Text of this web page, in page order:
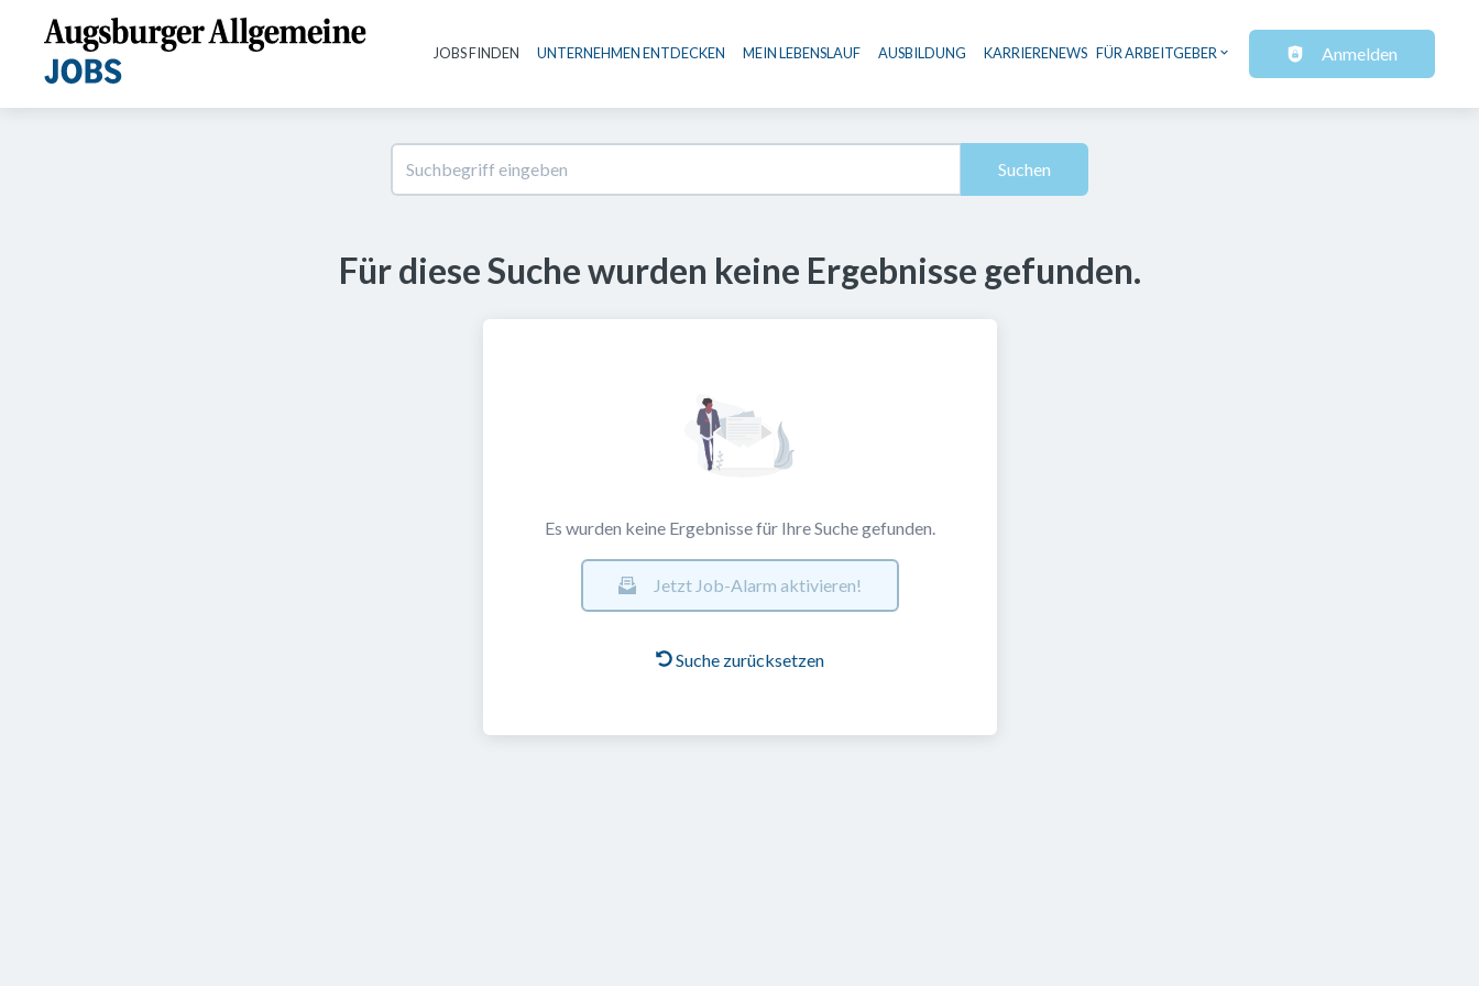
Haupt-Navigation
JOBS FINDEN UNTERNEHMEN ENTDECKEN MEIN LEBENSLAUF AUSBILDUNG KARRIERENEWS FÜR ARBEITGEBER Anmelden
Suchen
Für diese Suche wurden keine Ergebnisse gefunden.
Es wurden keine Ergebnisse für Ihre Suche gefunden.
Jetzt Job-Alarm aktivieren!
Suche zurücksetzen